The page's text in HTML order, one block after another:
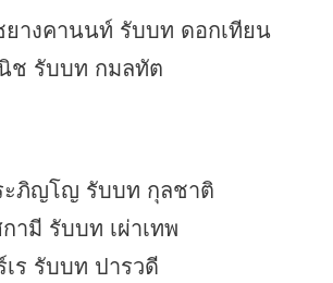
างคานนท์ รับบท ดอกเทียน
ช รับบท กมลทัต
ภิญโญ รับบท กุลชาติ
ามี รับบท เผ่าเทพ
ร รับบท ปารวดี